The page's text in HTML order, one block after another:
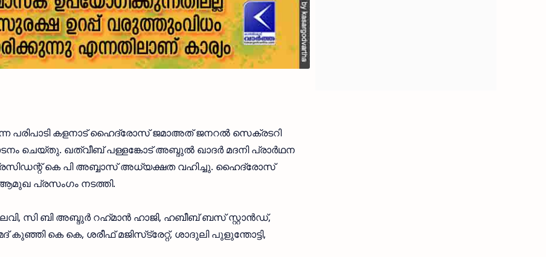
കളനാട് ഹൈദ്രോസ് ജമാഅത് ജനറൽ സെക്രടറി
ചെയ്തു. ഖത്വീബ് പള്ളങ്കോട് അബ്ദുല്‍ ഖാദർ മദനി പ്രാർഥന
കെ പി അബ്ബാസ് അധ്യക്ഷത വഹിച്ചു. ഹൈദ്രോസ്
ആമുഖ പ്രസംഗം നടത്തി.
സി ബി അബ്ദുർ റഹ്‌മാൻ ഹാജി, ഹബീബ് ബസ് സ്റ്റാൻഡ്,
കുഞ്ഞി കെ കെ, ശരീഫ് മജിസ്‌ട്രേറ്റ്, ശാദുലി പുളുന്തോട്ടി,